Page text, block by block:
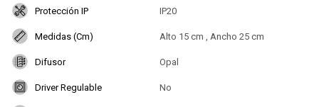
Protección IP IP20
Medidas (Cm) Alto 15 cm , Ancho 25 cm
Difusor Opal
Driver Regulable No